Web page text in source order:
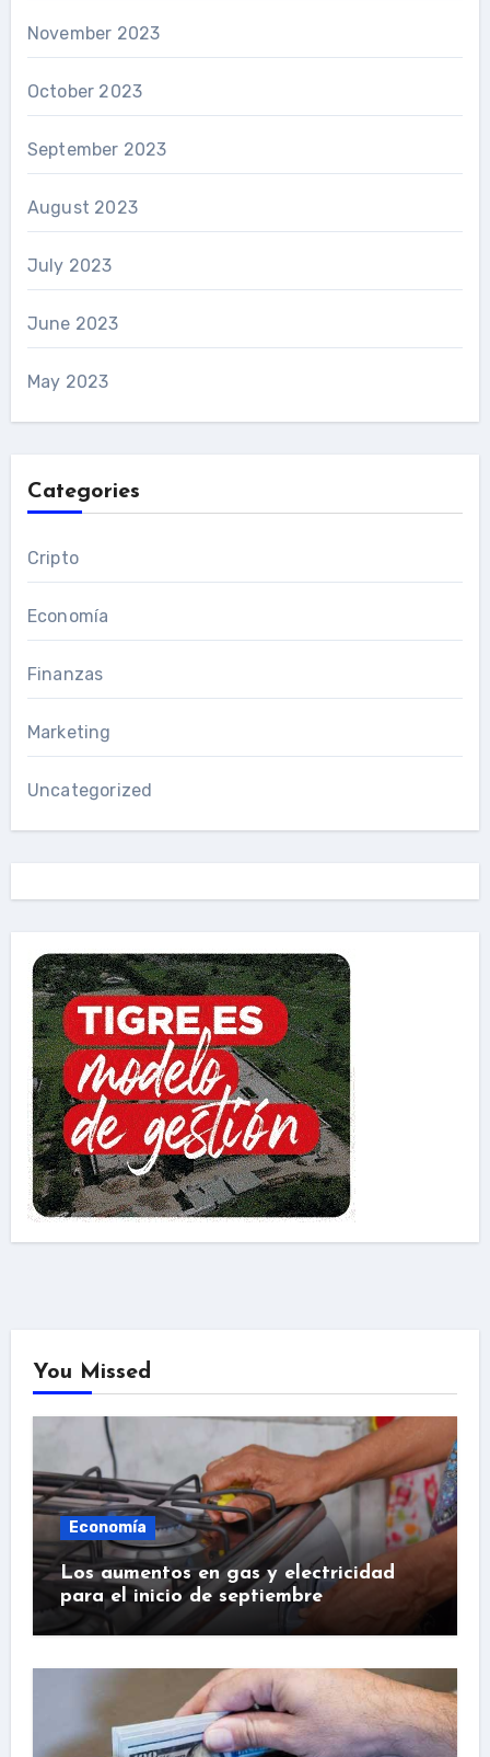
November 2023
October 2023
September 2023
August 2023
July 2023
June 2023
May 2023
Categories
Cripto
Economía
Finanzas
Marketing
Uncategorized
You Missed
Economía
Los aumentos en gas y electricidad
para el inicio de septiembre